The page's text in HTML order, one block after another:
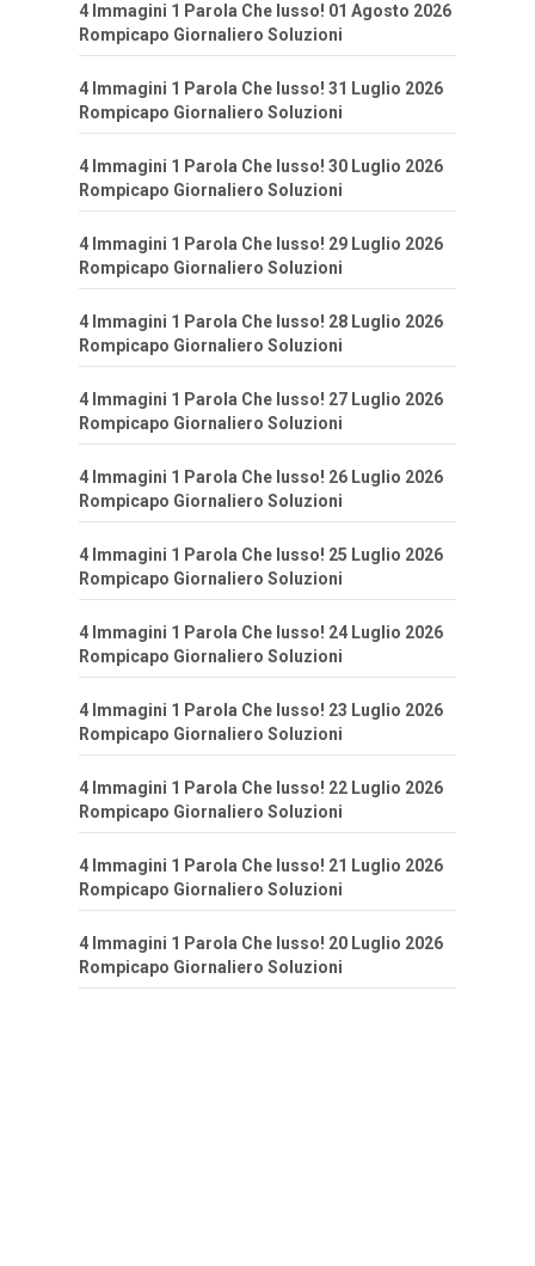
4 Immagini 1 Parola Che lusso! 01 Agosto 2026
Rompicapo Giornaliero Soluzioni
4 Immagini 1 Parola Che lusso! 31 Luglio 2026
Rompicapo Giornaliero Soluzioni
4 Immagini 1 Parola Che lusso! 30 Luglio 2026
Rompicapo Giornaliero Soluzioni
4 Immagini 1 Parola Che lusso! 29 Luglio 2026
Rompicapo Giornaliero Soluzioni
4 Immagini 1 Parola Che lusso! 28 Luglio 2026
Rompicapo Giornaliero Soluzioni
4 Immagini 1 Parola Che lusso! 27 Luglio 2026
Rompicapo Giornaliero Soluzioni
4 Immagini 1 Parola Che lusso! 26 Luglio 2026
Rompicapo Giornaliero Soluzioni
4 Immagini 1 Parola Che lusso! 25 Luglio 2026
Rompicapo Giornaliero Soluzioni
4 Immagini 1 Parola Che lusso! 24 Luglio 2026
Rompicapo Giornaliero Soluzioni
4 Immagini 1 Parola Che lusso! 23 Luglio 2026
Rompicapo Giornaliero Soluzioni
4 Immagini 1 Parola Che lusso! 22 Luglio 2026
Rompicapo Giornaliero Soluzioni
4 Immagini 1 Parola Che lusso! 21 Luglio 2026
Rompicapo Giornaliero Soluzioni
4 Immagini 1 Parola Che lusso! 20 Luglio 2026
Rompicapo Giornaliero Soluzioni